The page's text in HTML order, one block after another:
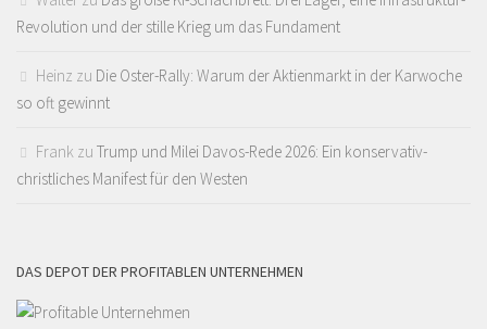
Revolution und der stille Krieg um das Fundament
Heinz zu Die Oster-Rally: Warum der Aktienmarkt in der Karwoche
so oft gewinnt
Frank zu Trump und Milei Davos-Rede 2026: Ein konservativ-
christliches Manifest für den Westen
DAS DEPOT DER PROFITABLEN UNTERNEHMEN